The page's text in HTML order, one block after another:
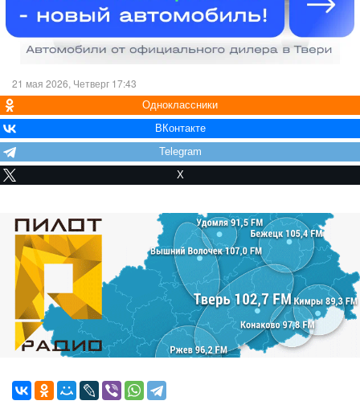
21 мая 2026, Четверг 17:43
Одноклассники
ВКонтакте
Telegram
X